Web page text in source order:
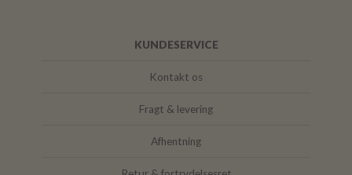
KUNDESERVICE
Kontakt os
Fragt & levering
Afhentning